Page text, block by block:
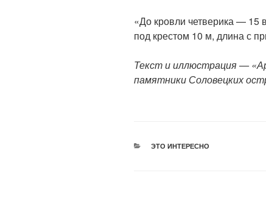
«До кровли четверика — 15
под крестом 10 м, длина с
Текст и иллюстрация —
памятники Соловецких
РУБРИКИ
ЭТО ИНТЕРЕСНО